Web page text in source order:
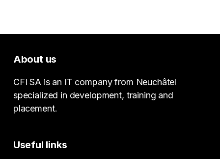
About us
CFI SA is an IT company from Neuchâtel
specialized in development, training and
placement.
Useful links